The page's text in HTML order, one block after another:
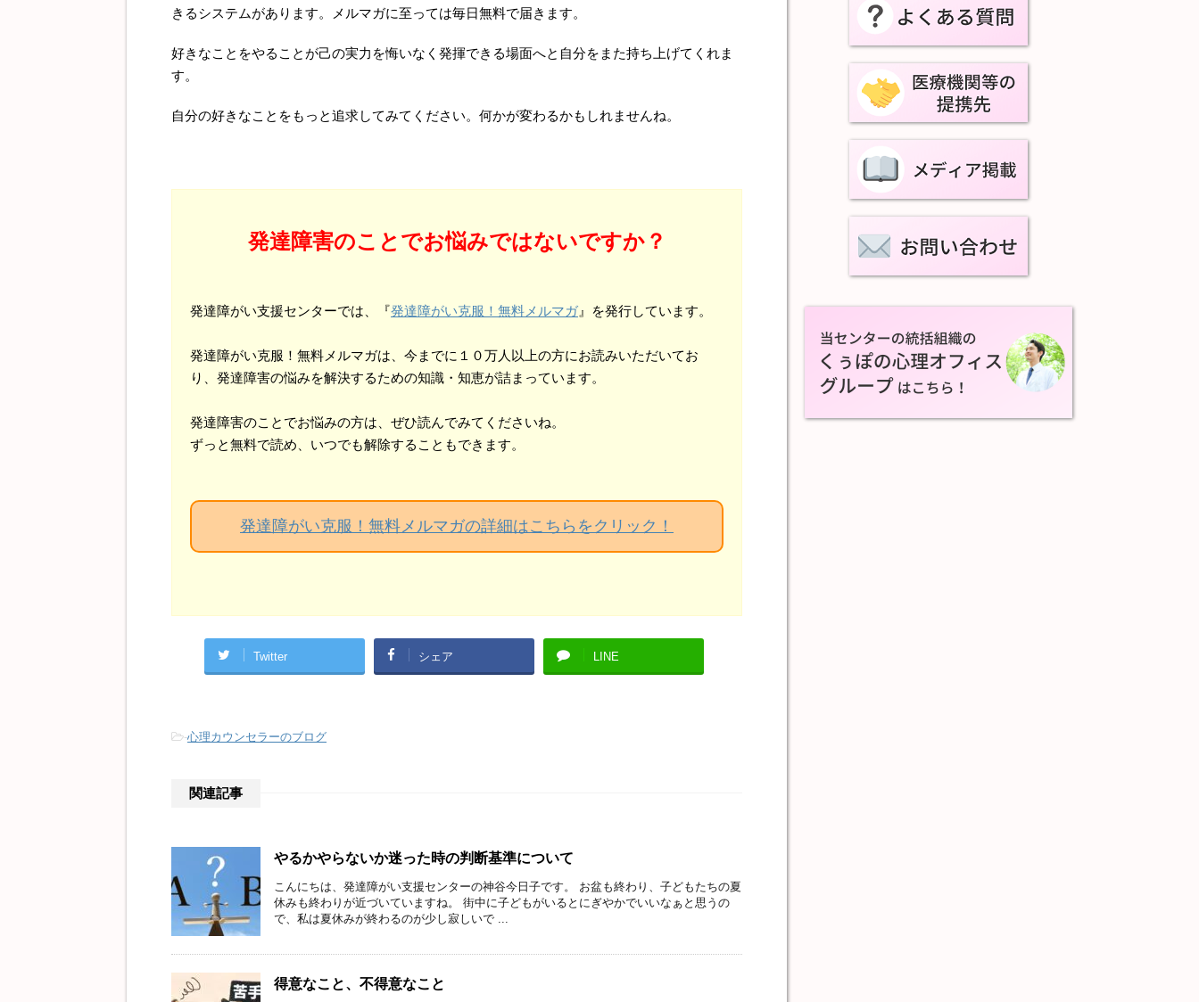
きるシステムがあります。メルマガに至っては毎日無料で届きます。
好きなことをやることが己の実力を悔いなく発揮できる場面へと自分をまた持ち上げてくれま
す。
自分の好きなことをもっと追求してみてください。何かが変わるかもしれませんね。
発達障害のことでお悩みではないですか？
発達障がい支援センターでは、『発達障がい克服！無料メルマガ 』を発行しています。
発達障がい克服！無料メルマガは、今までに１０万人以上の方にお読みいただいてお
り、発達障害の悩みを解決するための知識・知恵が詰まっています。
発達障害のことでお悩みの方は、ぜひ読んでみてくださいね。
ずっと無料で読め、いつでも解除することもできます。
発達障がい克服！無料メルマガの詳細はこちらをクリック！
Twitter シェア LINE
-心理カウンセラーのブログ
関連記事
やるかやらないか迷った時の判断基準について
こんにちは、発達障がい支援センターの神谷今日子です。 お盆も終わり、子どもたちの夏
休みも終わりが近づいていますね。 街中に子どもがいるとにぎやかでいいなぁと思うの
で、私は夏休みが終わるのが少し寂しいで ...
得意なこと、不得意なこと